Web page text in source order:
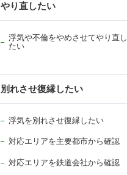
やり直したい
浮気や不倫をやめさせてやり直し
たい
別れさせ復縁したい
浮気を別れさせ復縁したい
対応エリアを主要都市から確認
対応エリアを鉄道会社から確認